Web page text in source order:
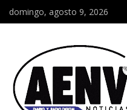
domingo, agosto 9, 2026